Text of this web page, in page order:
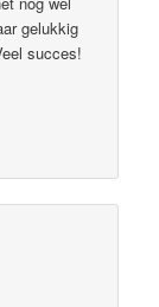
gelukkig
succes!